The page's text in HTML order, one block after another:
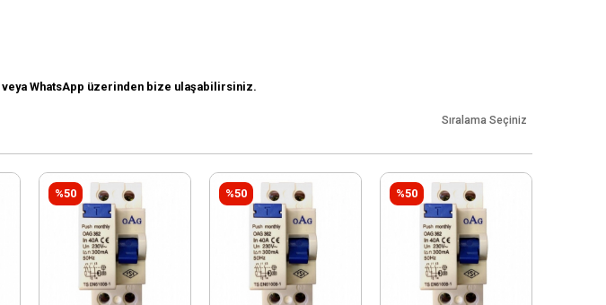
veya WhatsApp üzerinden bize ulaşabilirsiniz.
Sıralama Seçiniz
%50 %50 %50